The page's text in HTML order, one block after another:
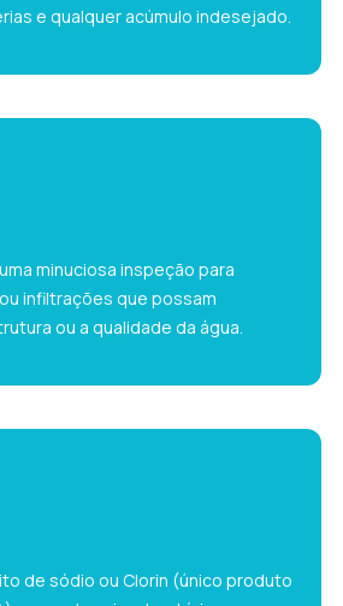
e qualquer acúmulo indesejado.
minuciosa inspeção para
infiltrações que possam
ou a qualidade da água.
de sódio ou Clorin (único produto